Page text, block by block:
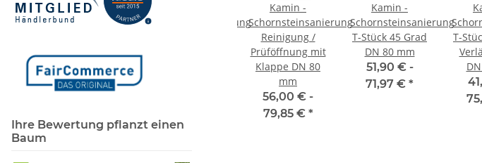
Kamin -
Schornsteinsanierung
DN 80 mm
ab11,37 €*
Schornsteinsanierung
Kamin -
Schornsteinsanierung
Reinigung /
Prüföffnung mit
Klappe DN 80
mm
56,00 € -
79,85 € *
Kamin -
Schornsteinsanierung
T-Stück 45 Grad
DN 80 mm
51,90 € -
71,97 € *
T-
Ihre Bewertung pflanzt einen
Baum